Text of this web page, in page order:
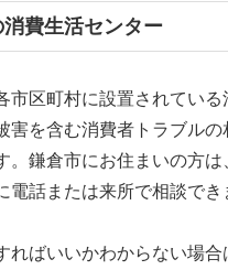
費生活センター
市区町村に設置されている
害を含む消費者トラブル
。鎌倉市にお住まいの方は
電話または来所で相談でき
ればいいかわからない場合